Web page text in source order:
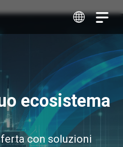
ecosistema
con soluzioni